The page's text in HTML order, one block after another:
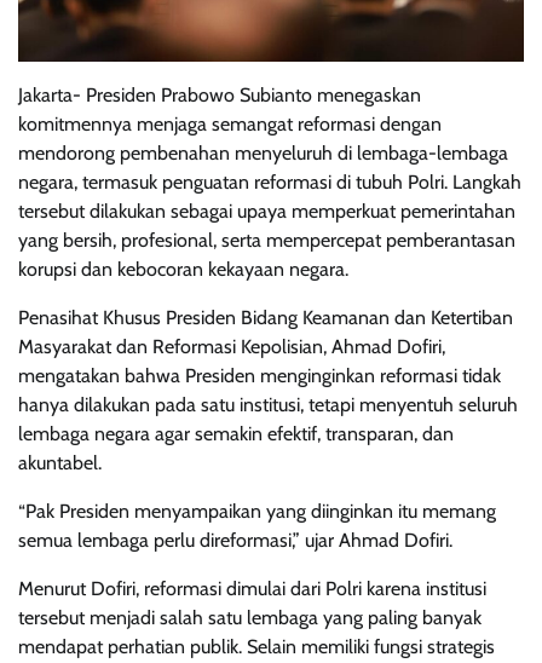
Jakarta- Presiden Prabowo Subianto menegaskan
komitmennya menjaga semangat reformasi dengan
mendorong pembenahan menyeluruh di lembaga-lembaga
negara, termasuk penguatan reformasi di tubuh Polri. Langkah
tersebut dilakukan sebagai upaya memperkuat pemerintahan
yang bersih, profesional, serta mempercepat pemberantasan
korupsi dan kebocoran kekayaan negara.
Penasihat Khusus Presiden Bidang Keamanan dan Ketertiban
Masyarakat dan Reformasi Kepolisian, Ahmad Dofiri,
mengatakan bahwa Presiden menginginkan reformasi tidak
hanya dilakukan pada satu institusi, tetapi menyentuh seluruh
lembaga negara agar semakin efektif, transparan, dan
akuntabel.
“Pak Presiden menyampaikan yang diinginkan itu memang
semua lembaga perlu direformasi,” ujar Ahmad Dofiri.
Menurut Dofiri, reformasi dimulai dari Polri karena institusi
tersebut menjadi salah satu lembaga yang paling banyak
mendapat perhatian publik. Selain memiliki fungsi strategis